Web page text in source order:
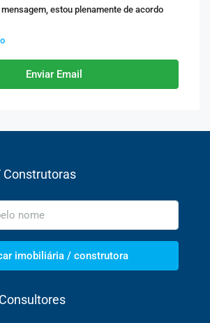
mensagem, estou plenamente de acordo
Enviar Email
imobiliária / construtora